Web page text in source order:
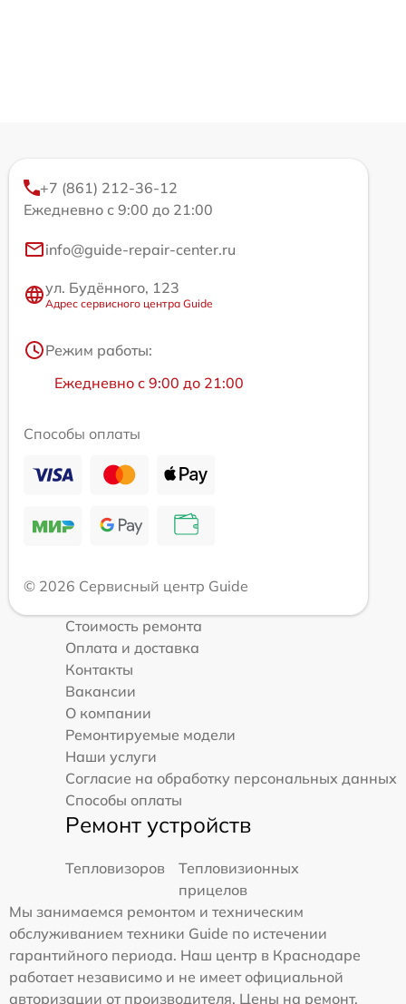
+7 (861) 212-36-12
Ежедневно с 9:00 до 21:00
info@guide-repair-center.ru
ул. Будённого, 123
Адрес сервисного центра Guide
Режим работы:
Ежедневно с 9:00 до 21:00
Способы оплаты
© 2026 Сервисный центр Guide
Стоимость ремонта
Оплата и доставка
Контакты
Вакансии
О компании
Ремонтируемые модели
Наши услуги
Согласие на обработку персональных данных
Способы оплаты
Ремонт устройств
Тепловизоров
Тепловизионных
прицелов
Мы занимаемся ремонтом и техническим
обслуживанием техники Guide по истечении
гарантийного периода. Наш центр в Краснодаре
работает независимо и не имеет официальной
авторизации от производителя. Цены на ремонт,